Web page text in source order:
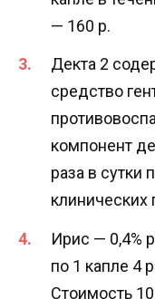
— 160 р.
Декта 2
средство
компонент
раза в сутки
клинических
Ирис — 0,4%
по 1 капле 4
Стоимость